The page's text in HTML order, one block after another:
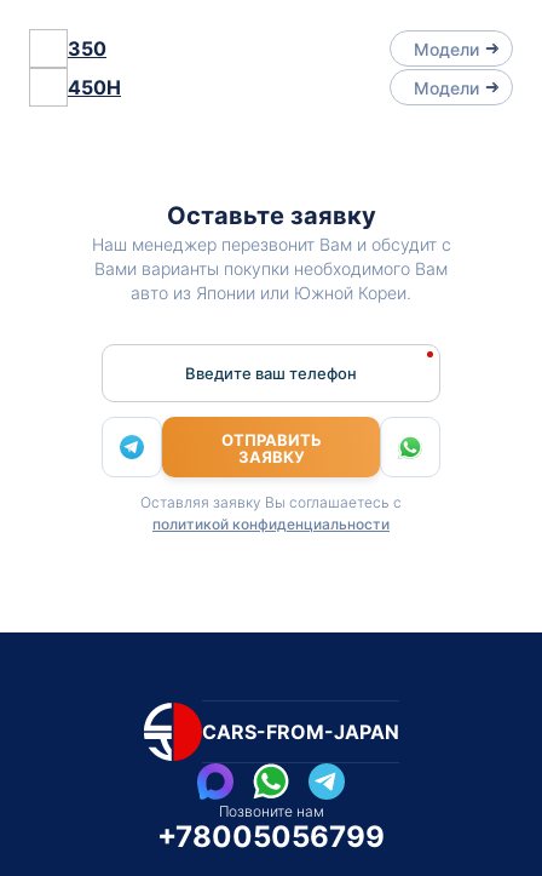
350 Модели
450H Модели
Оставьте заявку
Наш менеджер перезвонит Вам и обсудит с
Вами варианты покупки необходимого Вам
авто из Японии или Южной Кореи.
Введите ваш телефон
ОТПРАВИТЬ
ЗАЯВКУ
Оставляя заявку Вы соглашаетесь с
политикой конфиденциальности
CARS-FROM-JAPAN
Позвоните нам
+78005056799